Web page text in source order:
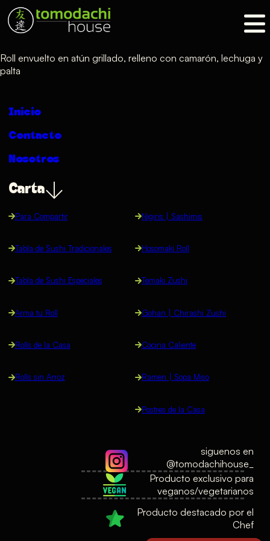
Roll envuelto en atún grillado, relleno con camarón, lechuga y
palta
Inicio
Contacto
Nosotros
Carta
Para Compartir
Tabla de Sushi Tradicionales
Tabla de Sushi Especiales
Arma tu Roll
Rolls de la Casa
Rolls sin Arroz
Nigiris | Sashimis
Hosomaki Roll
Temaki Zushi
Gohan | Chirashi Zushi
Cocina Caliente
Ramen | Sopa Miso
Postres de la Casa
siguenos en
@tomodachihouse_
Producto exclusivo para
veganos/vegetarianos
Producto destacado por el
Chef